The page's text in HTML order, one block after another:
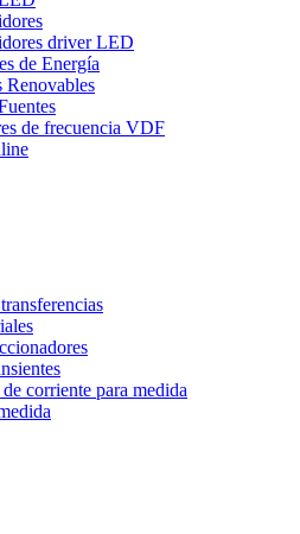
driver LED
de Energía
de frecuencia VDF
corriente para medida